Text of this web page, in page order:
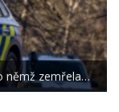
němž zemřela…